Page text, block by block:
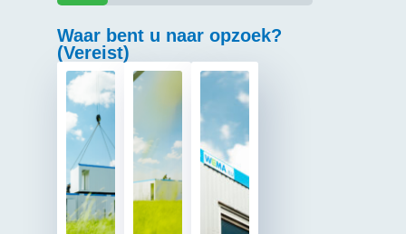
20%
Waar bent u naar opzoek?
(Vereist)